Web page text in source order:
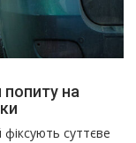
на
фіксують суттєве